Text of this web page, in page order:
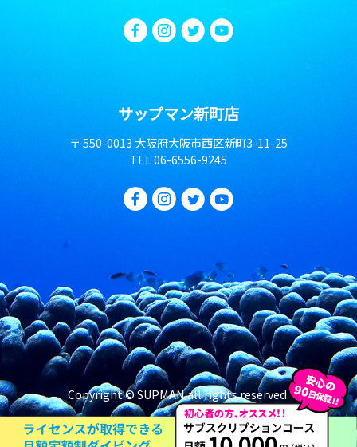
サップマン新町店
〒 550-0013 大阪府大阪市西区新町3-11-25
TEL06-6556-9245
Copyright © SUPMAN all rights reserved.